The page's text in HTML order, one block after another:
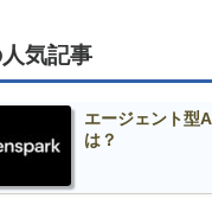
気記事
エージェント型
は？